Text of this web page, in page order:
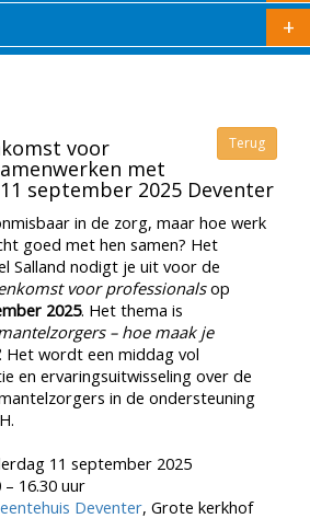
Terug
voor
met
september 2025 Deventer
in de zorg, maar hoe werk
goed met hen samen? Het
Salland nodigt je uit voor de
voor professionalsop
2025. Het thema is
– hoe maak je
. Het wordt een middag vol
en ervaringsuitwisseling over de
in de ondersteuning
11 september 2025
uur
Deventer, Grote kerkhof